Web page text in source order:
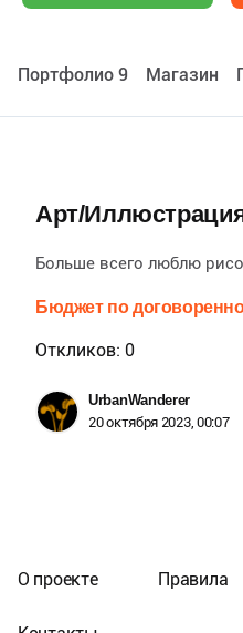
Портфолио 9 Maгазин
Арт/
Больше всего люблю
Бюджет по
UrbanWanderer
20 октября 2023, 00:07
Откликов: 0
О проекте Правила